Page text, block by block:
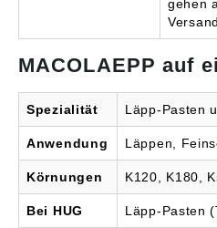
gehen
Versand
MACOLAEPP auf
Spezialität Läpp-Pasten
Anwendung Läppen,
Körnungen K120, K180,
Bei HUG Läpp-Pasten